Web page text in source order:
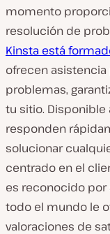
momento
resolución de
Kinsta está
ofrecen
problemas,
tu sitio. Disponible
responden
solucionar
centrado en el
es reconocido por
todo el mundo le
valoraciones de